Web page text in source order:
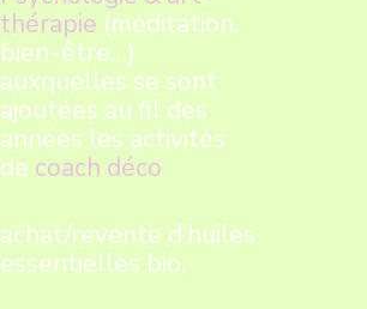
thérapie (méditation,
bien-être…)
auxquelles se sont
ajoutées au fil des
années les activités
de coach déco
achat/revente d’huiles
essentielles bio,